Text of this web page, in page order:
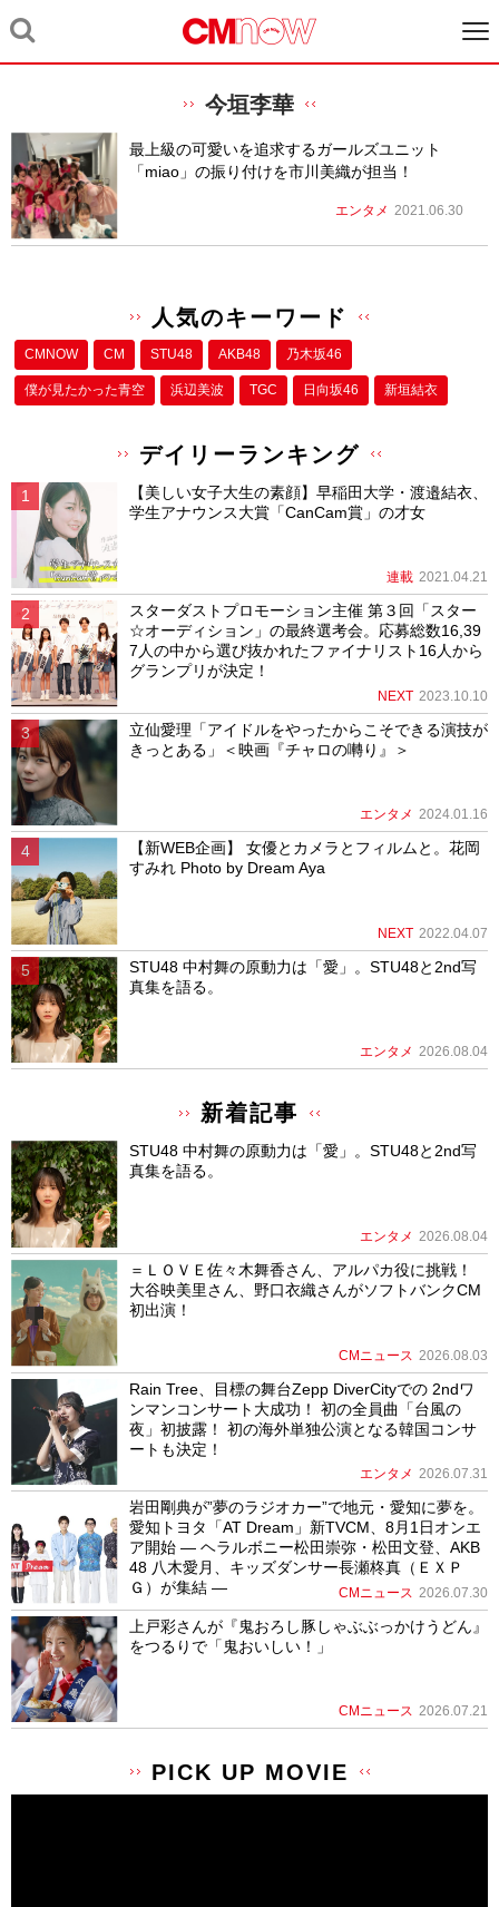
今垣李華
最上級の可愛いを追求するガールズユニット
「miao」の振り付けを市川美織が担当！
エンタメ 2021.06.30
人気のキーワード
CMNOW CM STU48 AKB48 乃木坂46
僕が⾒たかった⻘空 浜辺美波 TGC 日向坂46 新垣結衣
デイリーランキング
【美しい女子大生の素顔】早稲田大学・渡邉結衣、
学生アナウンス大賞「CanCam賞」の才女
連載 2021.04.21
スターダストプロモーション主催 第３回「スター
☆オーディション」の最終選考会。応募総数16,39
7人の中から選び抜かれたファイナリスト16人から
グランプリが決定！
NEXT 2023.10.10
立仙愛理「アイドルをやったからこそできる演技が
きっとある」＜映画『チャロの囀り』＞
エンタメ 2024.01.16
【新WEB企画】 女優とカメラとフィルムと。花岡
すみれ Photo by Dream Aya
NEXT 2022.04.07
STU48 中村舞の原動力は「愛」。STU48と2nd写
真集を語る。
エンタメ 2026.08.04
新着記事
STU48 中村舞の原動力は「愛」。STU48と2nd写
真集を語る。
エンタメ 2026.08.04
＝ＬＯＶＥ佐々木舞香さん、アルパカ役に挑戦！
大谷映美里さん、野口衣織さんがソフトバンクCM
初出演！
CMニュース 2026.08.03
Rain Tree、目標の舞台Zepp DiverCityでの 2ndワ
ンマンコンサート大成功！ 初の全員曲「台風の
夜」初披露！ 初の海外単独公演となる韓国コンサ
ートも決定！
エンタメ 2026.07.31
岩田剛典が”夢のラジオカー”で地元・愛知に夢を。
愛知トヨタ「AT Dream」新TVCM、8月1日オンエ
ア開始 ― ヘラルボニー松田崇弥・松田文登、AKB
48 八木愛月、キッズダンサー長瀬柊真（ＥＸＰ
Ｇ）が集結 ―
CMニュース 2026.07.30
上戸彩さんが『鬼おろし豚しゃぶぶっかけうどん』
をつるりで「鬼おいしい！」
CMニュース 2026.07.21
PICK UP MOVIE